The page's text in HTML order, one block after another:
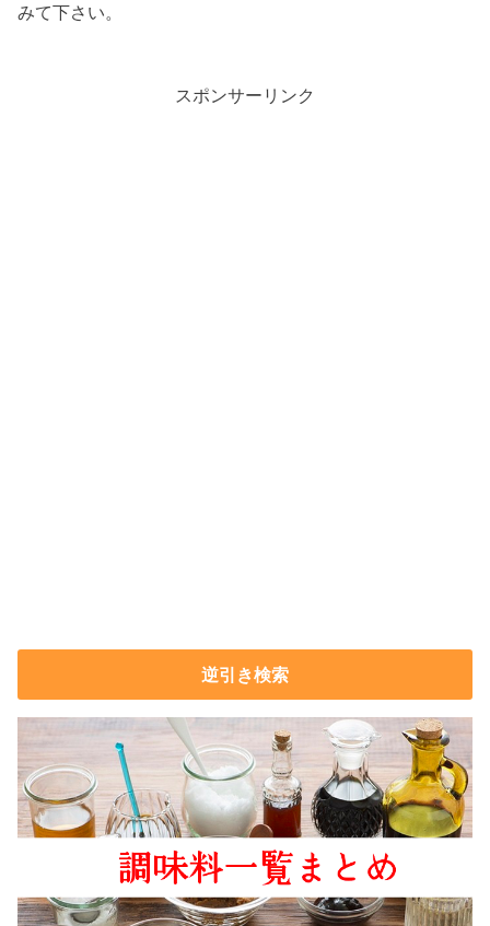
みて下さい。
スポンサーリンク
逆引き検索